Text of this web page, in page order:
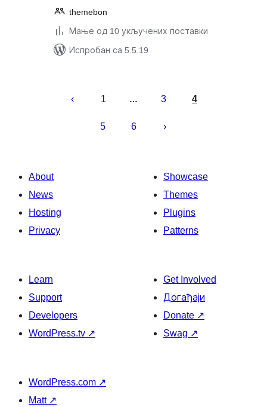
themebon
Мање од 10 укључених поставки
Испробан са 5.5.19
чланака
1 … 3 4
5 6
About
News
Hosting
Privacy
Showcase
Themes
Plugins
Patterns
Learn
Support
Developers
WordPress.tv ↗
Get Involved
Догађаји
Donate ↗
Swag ↗
WordPress.com ↗
Matt ↗